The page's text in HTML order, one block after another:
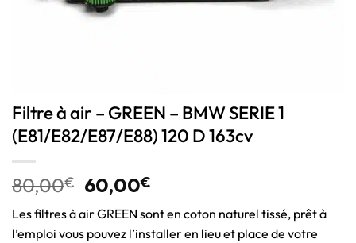
Filtre à air – GREEN – BMW SERIE 1
(E81/E82/E87/E88) 120 D 163cv
80,00€ 60,00€
Les filtres à air GREEN sont en coton naturel tissé, prêt à
l’emploi vous pouvez l’installer en lieu et place de votre